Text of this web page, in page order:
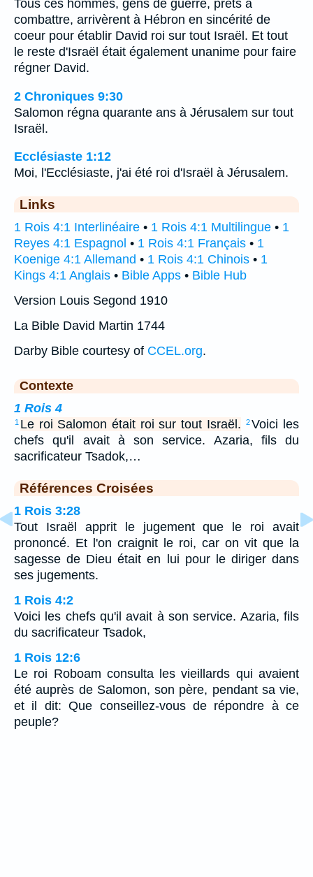
Tous ces hommes, gens de guerre, prêts à
combattre, arrivèrent à Hébron en sincérité de
coeur pour établir David roi sur tout Israël. Et tout
le reste d'Israël était également unanime pour faire
régner David.
2 Chroniques 9:30
Salomon régna quarante ans à Jérusalem sur tout
Israël.
Ecclésiaste 1:12
Moi, l'Ecclésiaste, j'ai été roi d'Israël à Jérusalem.
Links
1 Rois 4:1 Interlinéaire • 1 Rois 4:1 Multilingue • 1
Reyes 4:1 Espagnol • 1 Rois 4:1 Français • 1
Koenige 4:1 Allemand • 1 Rois 4:1 Chinois • 1
Kings 4:1 Anglais • Bible Apps • Bible Hub
Version Louis Segond 1910
La Bible David Martin 1744
Darby Bible courtesy of CCEL.org.
Contexte
1 Rois 4
1 Le roi Salomon était roi sur tout Israël. 2Voici les
chefs qu'il avait à son service. Azaria, fils du
sacrificateur Tsadok,…
Références Croisées
1 Rois 3:28
Tout Israël apprit le jugement que le roi avait
prononcé. Et l'on craignit le roi, car on vit que la
sagesse de Dieu était en lui pour le diriger dans
ses jugements.
1 Rois 4:2
Voici les chefs qu'il avait à son service. Azaria, fils
du sacrificateur Tsadok,
1 Rois 12:6
Le roi Roboam consulta les vieillards qui avaient
été auprès de Salomon, son père, pendant sa vie,
et il dit: Que conseillez-vous de répondre à ce
peuple?